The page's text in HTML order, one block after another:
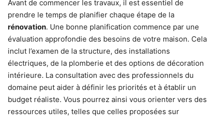
Avant de commencer les travaux, il est essentiel de
prendre le temps de planifier chaque étape de la
rénovation. Une bonne planification commence par une
évaluation approfondie des besoins de votre maison. Cela
inclut l’examen de la structure, des installations
électriques, de la plomberie et des options de décoration
intérieure. La consultation avec des professionnels du
domaine peut aider à définir les priorités et à établir un
budget réaliste. Vous pourrez ainsi vous orienter vers des
ressources utiles, telles que celles proposées sur